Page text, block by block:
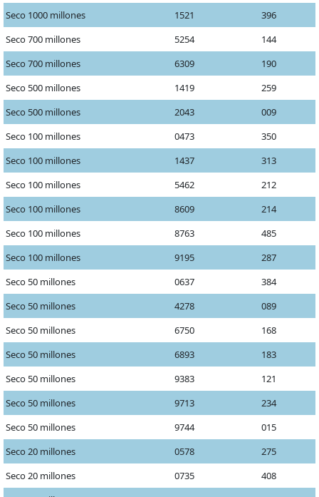
Seco 1000 millones
1521
396
Seco 700 millones
5254
144
Seco 700 millones
6309
190
Seco 500 millones
1419
259
Seco 500 millones
2043
009
Seco 100 millones
0473
350
Seco 100 millones
1437
313
Seco 100 millones
5462
212
Seco 100 millones
8609
214
Seco 100 millones
8763
485
Seco 100 millones
9195
287
Seco 50 millones
0637
384
Seco 50 millones
4278
089
Seco 50 millones
6750
168
Seco 50 millones
6893
183
Seco 50 millones
9383
121
Seco 50 millones
9713
234
Seco 50 millones
9744
015
Seco 20 millones
0578
275
Seco 20 millones
0735
408